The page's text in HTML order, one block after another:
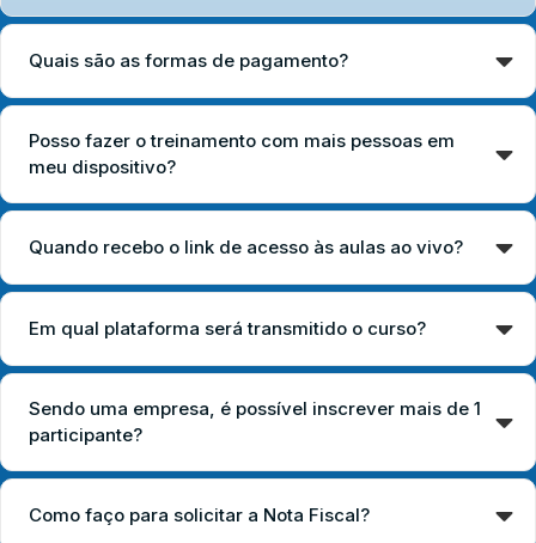
Quais são as formas de pagamento?
Posso fazer o treinamento com mais pessoas em
meu dispositivo?
Quando recebo o link de acesso às aulas ao vivo?
Em qual plataforma será transmitido o curso?
Sendo uma empresa, é possível inscrever mais de 1
participante?
Como faço para solicitar a Nota Fiscal?